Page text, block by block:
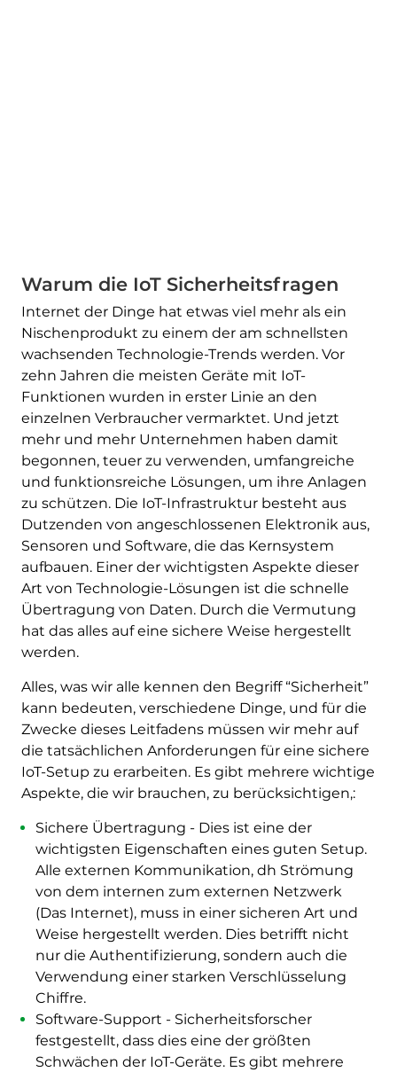
Warum die IoT Sicherheitsfragen
Internet der Dinge hat etwas viel mehr als ein
Nischenprodukt zu einem der am schnellsten
wachsenden Technologie-Trends werden. Vor
zehn Jahren die meisten Geräte mit IoT-
Funktionen wurden in erster Linie an den
einzelnen Verbraucher vermarktet. Und jetzt
mehr und mehr Unternehmen haben damit
begonnen, teuer zu verwenden, umfangreiche
und funktionsreiche Lösungen, um ihre Anlagen
zu schützen. Die IoT-Infrastruktur besteht aus
Dutzenden von angeschlossenen Elektronik aus,
Sensoren und Software, die das Kernsystem
aufbauen. Einer der wichtigsten Aspekte dieser
Art von Technologie-Lösungen ist die schnelle
Übertragung von Daten. Durch die Vermutung
hat das alles auf eine sichere Weise hergestellt
werden.
Alles, was wir alle kennen den Begriff “Sicherheit”
kann bedeuten, verschiedene Dinge, und für die
Zwecke dieses Leitfadens müssen wir mehr auf
die tatsächlichen Anforderungen für eine sichere
IoT-Setup zu erarbeiten. Es gibt mehrere wichtige
Aspekte, die wir brauchen, zu berücksichtigen,:
Sichere Übertragung - Dies ist eine der
wichtigsten Eigenschaften eines guten Setup.
Alle externen Kommunikation, dh Strömung
von dem internen zum externen Netzwerk
(Das Internet), muss in einer sicheren Art und
Weise hergestellt werden. Dies betrifft nicht
nur die Authentifizierung, sondern auch die
Verwendung einer starken Verschlüsselung
Chiffre.
Software-Support - Sicherheitsforscher
festgestellt, dass dies eine der größten
Schwächen der IoT-Geräte. Es gibt mehrere